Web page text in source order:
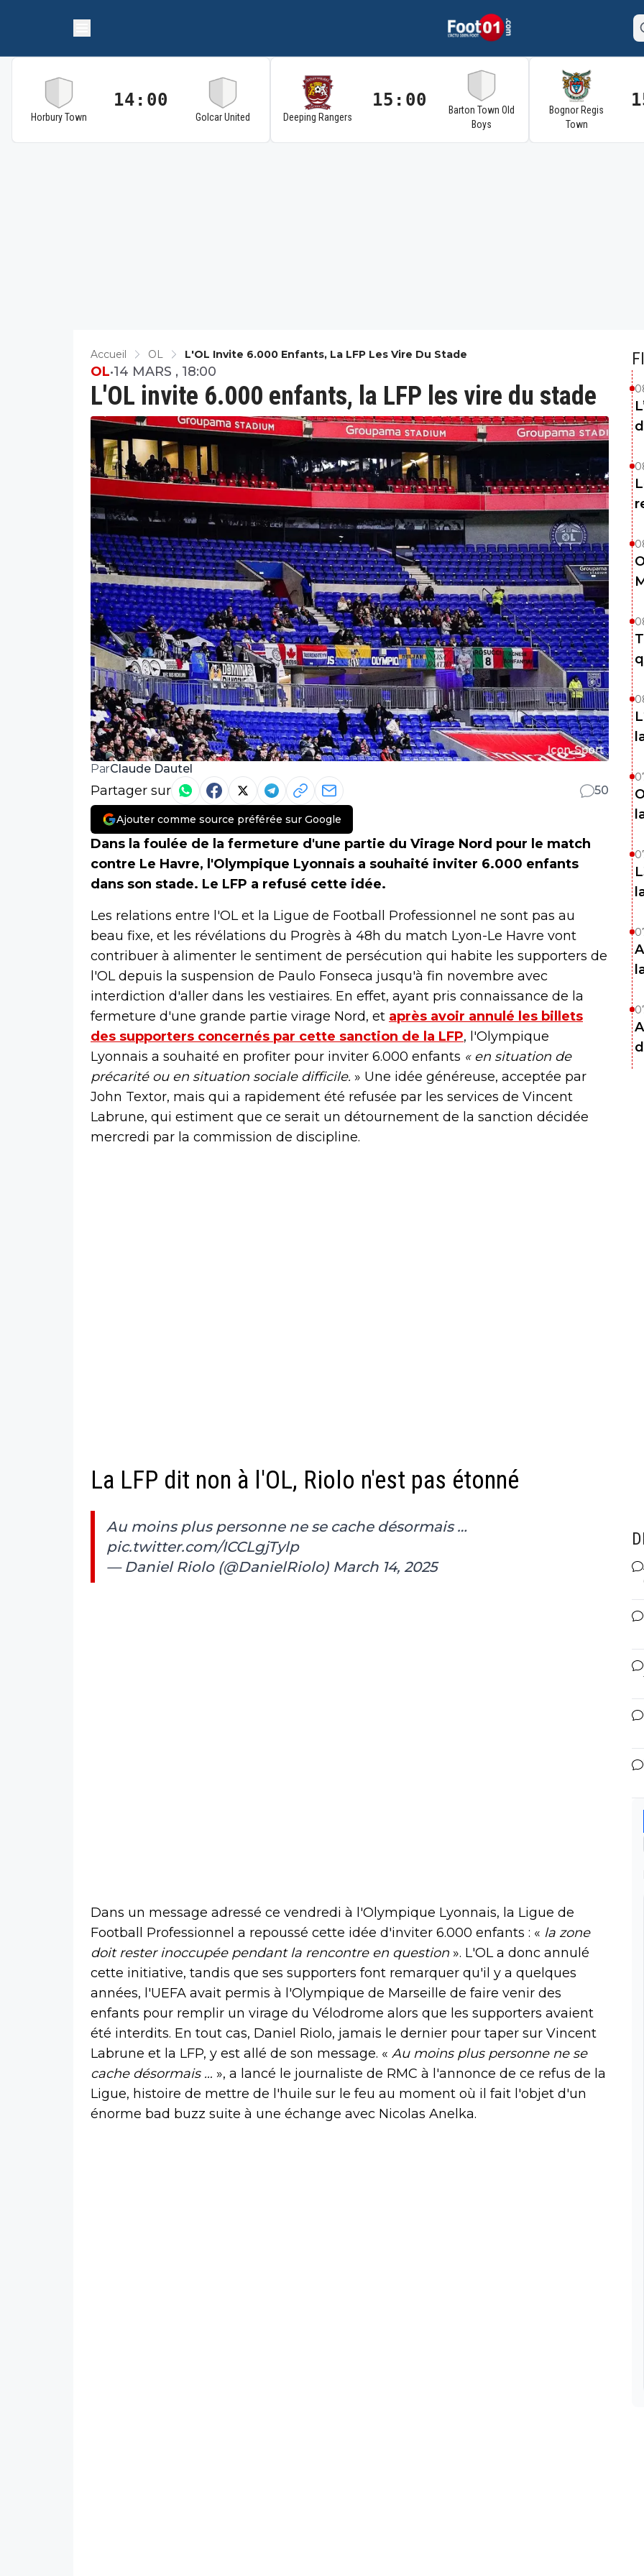
Horbury Town
14:00
Golcar United Deeping Rangers
15:00
Barton Town Old
Boys
Bognor Regis
Town
Accueil OL L'OL Invite 6.000 Enfants, La LFP Les Vire Du Stade
L'OL invite 6.000 enfants, la LFP les vire du stade
OL•14 MARS , 18:00
ParClaude Dautel
Partager sur 50
Ajouter comme source préférée sur Google
Dans la foulée de la fermeture d'une partie du Virage Nord pour le match
contre Le Havre, l'Olympique Lyonnais a souhaité inviter 6.000 enfants
dans son stade. Le LFP a refusé cette idée.
Les relations entre l'OL et la Ligue de Football Professionnel ne sont pas au
beau fixe, et les révélations du Progrès à 48h du match Lyon-Le Havre vont
contribuer à alimenter le sentiment de persécution qui habite les supporters de
l'OL depuis la suspension de Paulo Fonseca jusqu'à fin novembre avec
interdiction d'aller dans les vestiaires. En effet, ayant pris connaissance de la
fermeture d'une grande partie virage Nord, et après avoir annulé les billets
des supporters concernés par cette sanction de la LFP, l'Olympique
Lyonnais a souhaité en profiter pour inviter 6.000 enfants « en situation de
précarité ou en situation sociale difficile. » Une idée généreuse, acceptée par
John Textor, mais qui a rapidement été refusée par les services de Vincent
Labrune, qui estiment que ce serait un détournement de la sanction décidée
mercredi par la commission de discipline.
La LFP dit non à l'OL, Riolo n'est pas étonné
Au moins plus personne ne se cache désormais …
pic.twitter.com/ICCLgjTylp
— Daniel Riolo (@DanielRiolo) March 14, 2025
Dans un message adressé ce vendredi à l'Olympique Lyonnais, la Ligue de
Football Professionnel a repoussé cette idée d'inviter 6.000 enfants : « la zone
doit rester inoccupée pendant la rencontre en question ». L'OL a donc annulé
cette initiative, tandis que ses supporters font remarquer qu'il y a quelques
années, l'UEFA avait permis à l'Olympique de Marseille de faire venir des
enfants pour remplir un virage du Vélodrome alors que les supporters avaient
été interdits. En tout cas, Daniel Riolo, jamais le dernier pour taper sur Vincent
Labrune et la LFP, y est allé de son message. « Au moins plus personne ne se
cache désormais … », a lancé le journaliste de RMC à l'annonce de ce refus de la
Ligue, histoire de mettre de l'huile sur le feu au moment où il fait l'objet d'un
énorme bad buzz suite à une échange avec Nicolas Anelka.